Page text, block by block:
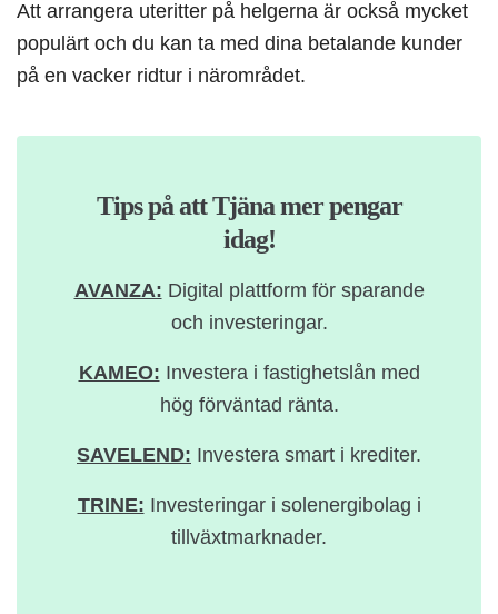
Att arrangera uteritter på helgerna är också mycket
populärt och du kan ta med dina betalande kunder
på en vacker ridtur i närområdet.
Tips på att Tjäna mer pengar
idag!
AVANZA: Digital plattform för sparande
och investeringar.
KAMEO: Investera i fastighetslån med
hög förväntad ränta.
SAVELEND: Investera smart i krediter.
TRINE: Investeringar i solenergibolag i
tillväxtmarknader.